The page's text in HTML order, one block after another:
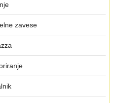
zavese